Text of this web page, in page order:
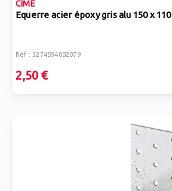
CIME
Equerre acier époxy gris alu 150 x
Réf : 3274594002079
2,50 €